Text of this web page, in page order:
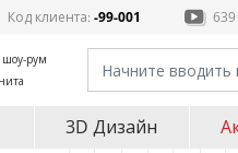
Код клиента:-99-001
рум
3D Дизайн